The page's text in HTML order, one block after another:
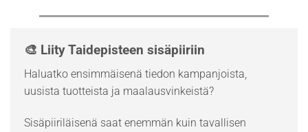
🎨 Liity Taidepisteen sisäpiiriin
Haluatko ensimmäisenä tiedon kampanjoista,
uusista tuotteista ja maalausvinkeistä?
Sisäpiiriläisenä saat enemmän kuin tavallisen